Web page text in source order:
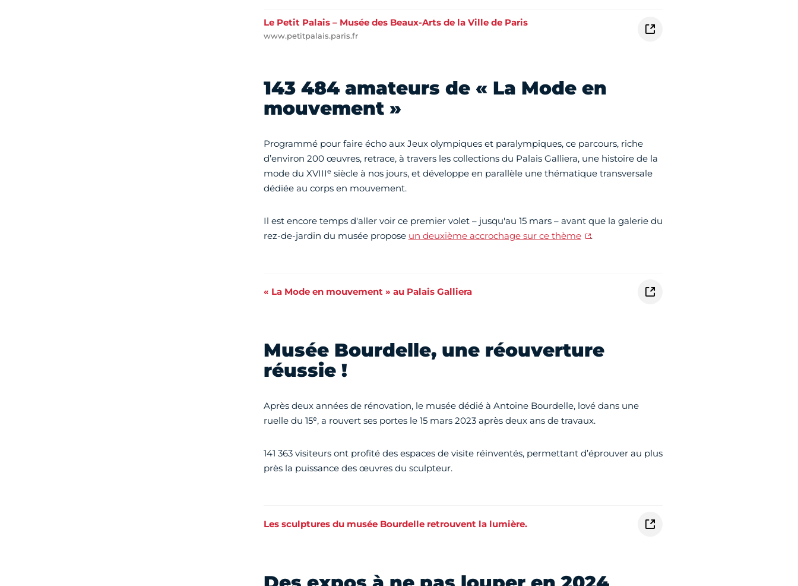
Le Petit Palais – Musée des Beaux-Arts de la Ville de Paris
www.petitpalais.paris.fr
143 484 amateurs de « La Mode en
mouvement »
Programmé pour faire écho aux Jeux olympiques et paralympiques, ce parcours, riche
d’environ 200 œuvres, retrace, à travers les collections du Palais Galliera, une histoire de la
mode du XVIIIe siècle à nos jours, et développe en parallèle une thématique transversale
dédiée au corps en mouvement.
Il est encore temps d'aller voir ce premier volet – jusqu'au 15 mars – avant que la galerie du
rez-de-jardin du musée propose un deuxième accrochage sur ce thème .
« La Mode en mouvement » au Palais Galliera
Musée Bourdelle, une réouverture
réussie !
Après deux années de rénovation, le musée dédié à Antoine Bourdelle, lové dans une
ruelle du 15e, a rouvert ses portes le 15 mars 2023 après deux ans de travaux.
141 363 visiteurs ont profité des espaces de visite réinventés, permettant d’éprouver au plus
près la puissance des œuvres du sculpteur.
Les sculptures du musée Bourdelle retrouvent la lumière.